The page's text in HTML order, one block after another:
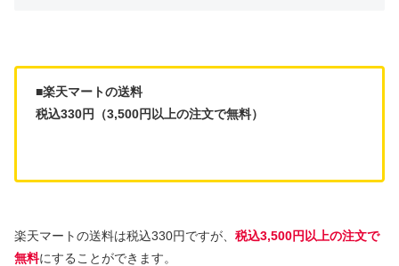
■楽天マートの送料
税込330円（3,500円以上の注文で無料）
楽天マートの送料は税込330円ですが、 税込3,500円以上の注文で
無料にすることができます。